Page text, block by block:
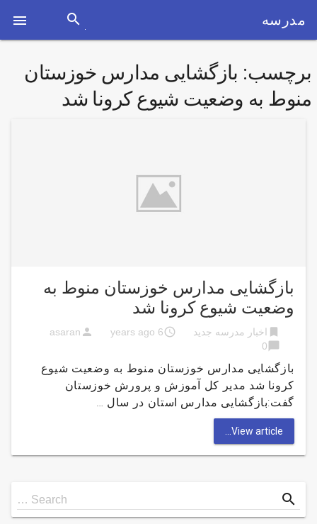
 مدرسه search
برچسب: بازگشایی مدارس خوزستان
منوط به وضعیت شیوع کرونا شد
بازگشایی مدارس خوزستان منوط به
وضعیت شیوع کرونا شد
bookmark اخبار مدرسه جدید access_time
6 years ago
person
asaran
chat_bubble
0
بازگشایی مدارس خوزستان منوط به وضعیت شیوع
کرونا شد مدیر کل آموزش و پرورش خوزستان
گفت:بازگشایی مدارس استان در سال …
View article...
Search
for
Search … search